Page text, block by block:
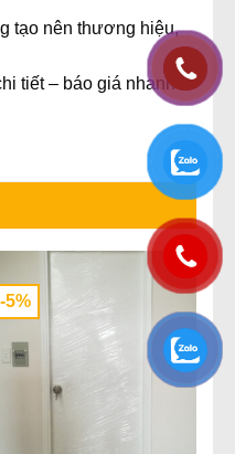
tạo nên thương hiệu,
tiết – báo giá nhanh –
-5%